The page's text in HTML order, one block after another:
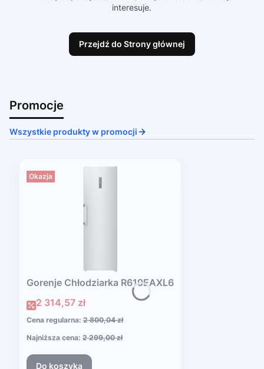
interesuje.
Przejdź do Strony głównej
Promocje
Wszystkie produkty w promocji
Okazja
Gorenje Chłodziarka R619EAXL6
Cena promocyjna
2 314,57 zł
Cena regularna: 2 800,04 zł
Najniższa cena: 2 299,00 zł
Do koszyka